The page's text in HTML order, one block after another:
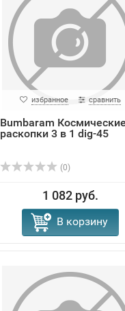
избранное сравнить
Bumbaram
раскопки 3 в 1 dig-45
(0)
1 082 руб.
В корзину